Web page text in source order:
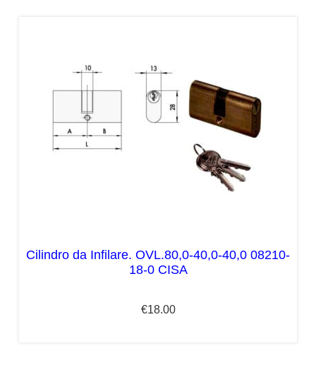
Cilindro da Infilare. OVL.80,0-40,0-40,0 08210-
18-0 CISA
€18.00